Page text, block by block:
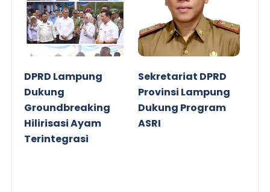
DPRD Lampung
Dukung
Groundbreaking
Hilirisasi Ayam
Terintegrasi
Sekretariat DPRD
Provinsi Lampung
Dukung Program
ASRI